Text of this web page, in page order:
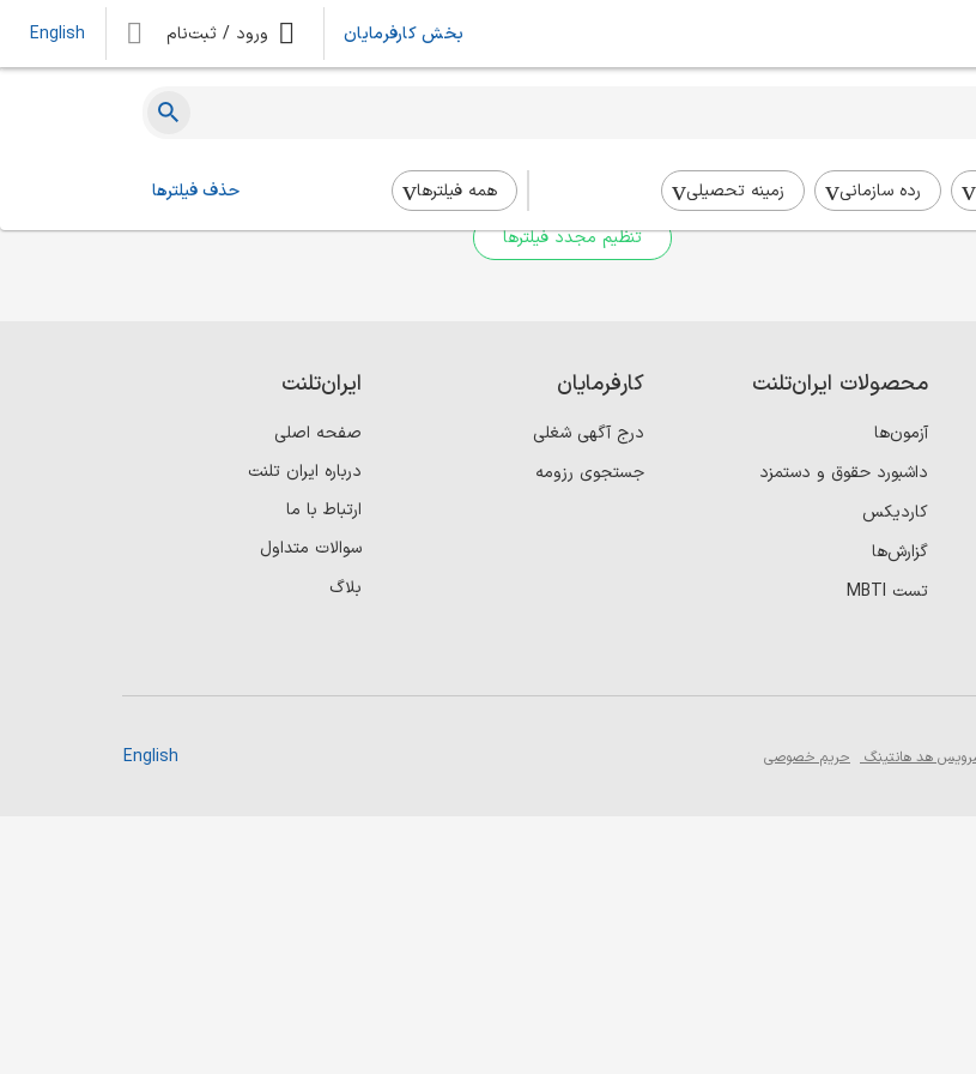
بخش کارفرمایان ورود / ثبت‌نام English
رده سازمانی زمینه تحصیلی همه فیلتر‌ها حذف فیلترها برای جستجوی جامع‌تر از فیلترهای بالا استفاده کنید.
تنظیم مجدد فیلترها
محصولات ایران‌تلنت
آزمون‌ها
داشبورد حقوق و دستمزد
کاردیکس
گزارش‌ها
تست MBTI
کارفرمایان
درج آگهی شغلی
جستجوی رزومه
ایران‌تلنت
صفحه اصلی
درباره ایران تلنت
ارتباط با ما
سوالات متداول
بلاگ
هد هانتینگ حریم خصوصی English